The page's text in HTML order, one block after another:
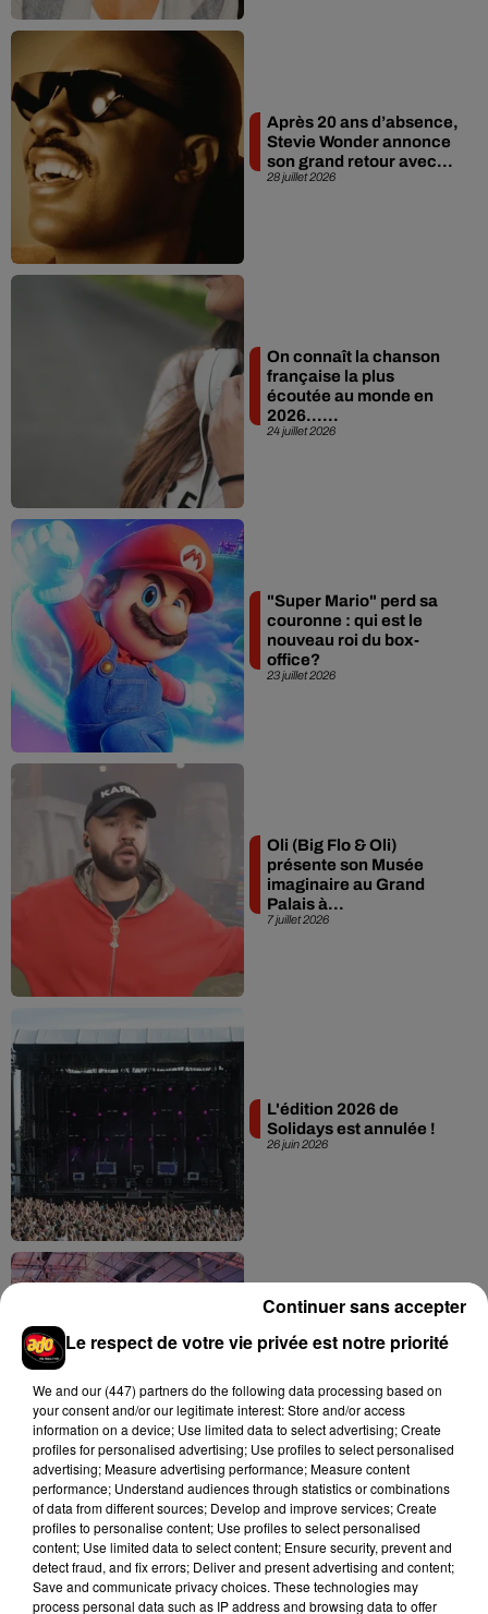
28 juillet 2026
Après 20 ans d’absence,
Stevie Wonder annonce
son grand retour avec...
24 juillet 2026
On connaît la chanson
française la plus
écoutée au monde en
2026…...
23 juillet 2026
"Super Mario" perd sa
couronne : qui est le
nouveau roi du box-
office?
7 juillet 2026
Oli (Big Flo & Oli)
présente son Musée
imaginaire au Grand
Palais à...
26 juin 2026
L'édition 2026 de
Solidays est annulée !
19 juin 2026
Selah Sue et Yasiin Bey
Villette
Michael devient le biopic
musical le plus rentable
Le respect de votre vie privée est notre priorité
We and our (447) partnersdo the following data processing based on
your consent and/or our legitimate interest: Store and/or access
information on a device; Use limited data to select advertising; Create
profiles for personalised advertising; Use profiles to select personalised
advertising; Measure advertising performance; Measure content
performance; Understand audiences through statistics or combinations
of data from different sources; Develop and improve services; Create
profiles to personalise content; Use profiles to select personalised
content; Use limited data to select content; Ensure security, prevent and
detect fraud, and fix errors; Deliver and present advertising and content;
Save and communicate privacy choices. These technologies may
process personal data such as IP address and browsing data to offer
Continuer sans accepter